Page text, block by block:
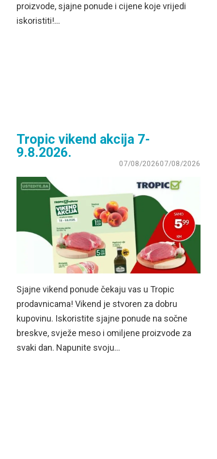
proizvode, sjajne ponude i cijene koje vrijedi
iskoristiti!…
Tropic vikend akcija 7-
9.8.2026.
07/08/202607/08/2026
Sjajne vikend ponude čekaju vas u Tropic
prodavnicama! Vikend je stvoren za dobru
kupovinu. Iskoristite sjajne ponude na sočne
breskve, svježe meso i omiljene proizvode za
svaki dan. Napunite svoju…